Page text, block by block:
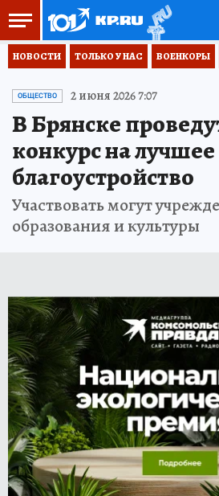
НОВОСТИ ТОЛЬКО У НАС ВОЕНКОРЫ
ОБЩЕСТВО 2 июня 2026 7:07
В Брянске
конкурс на лучшее
благоустройство
Участвовать могут
образования и культуры